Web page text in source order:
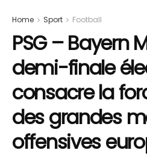
Home Sport Football
PSG – Bayern
demi-finale
consacre la
des grandes
offensives